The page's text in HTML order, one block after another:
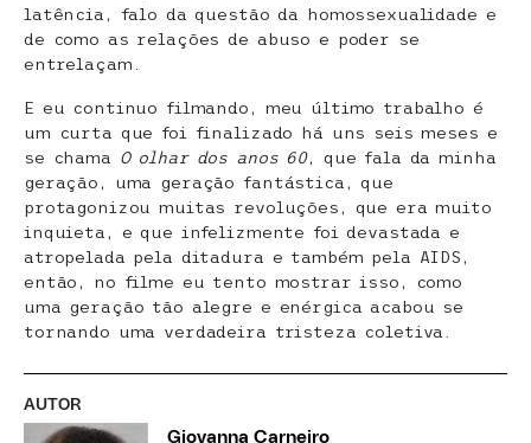
latência, falo da questão da homossexualidade e
de como as relações de abuso e poder se
entrelaçam.
E eu continuo filmando, meu último trabalho é
um curta que foi finalizado há uns seis meses e
se chama O olhar dos anos 60, que fala da minha
geração, uma geração fantástica, que
protagonizou muitas revoluções, que era muito
inquieta, e que infelizmente foi devastada e
atropelada pela ditadura e também pela AIDS,
então, no filme eu tento mostrar isso, como
uma geração tão alegre e enérgica acabou se
tornando uma verdadeira tristeza coletiva.
AUTOR
Giovanna Carneiro